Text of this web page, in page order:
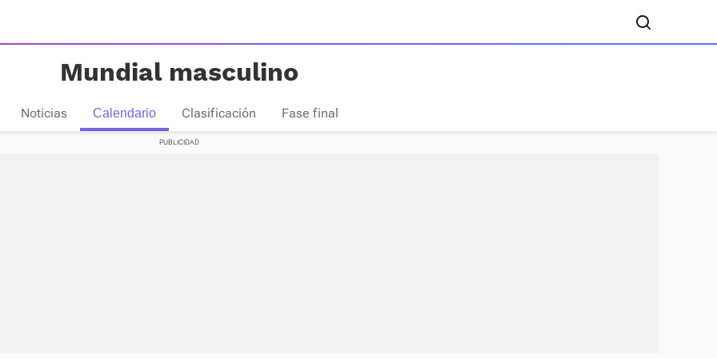
Mundial masculino
Noticias Calendario Clasificación Fase final